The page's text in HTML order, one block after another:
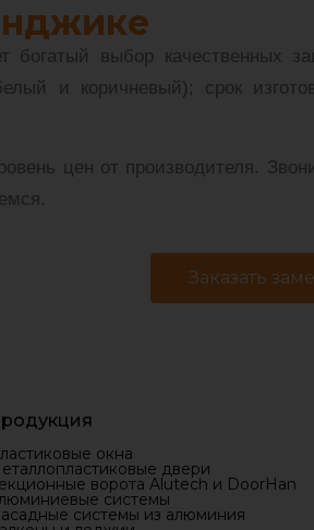
богатый выбор качественных
и коричневый); срок
цен от производителя.
Заказать
окна
двери
ворота Alutech и DoorHan
системы
системы из алюминия